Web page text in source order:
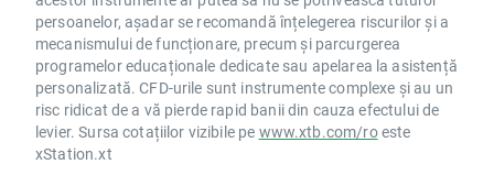
persoanelor, așadar se recomandă înțelegerea riscurilor și a
mecanismului de funcționare, precum și parcurgerea
programelor educaționale dedicate sau apelarea la asistență
personalizată. CFD-urile sunt instrumente complexe și au un
risc ridicat de a vă pierde rapid banii din cauza efectului de
levier. Sursa cotațiilor vizibile pe www.xtb.com/roeste
xStation.xt